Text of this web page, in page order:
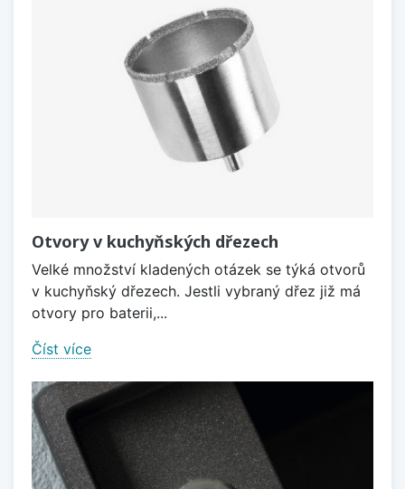
Otvory v kuchyňských dřezech
Velké množství kladených otázek se týká otvorů
v kuchyňský dřezech. Jestli vybraný dřez již má
otvory pro baterii,...
Číst více